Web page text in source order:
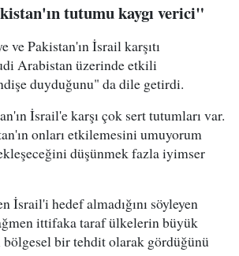
tutumu kaygı verici"
ve Pakistan'ın İsrail karşıtı
Arabistan üzerinde etkili
duyduğunu" da dile getirdi.
İsrail'e karşı çok sert tutumları var.
onları etkilemesini umuyorum
düşünmek fazla iyimser
İsrail'i hedef almadığını söyleyen
ittifaka taraf ülkelerin büyük
bir tehdit olarak gördüğünü